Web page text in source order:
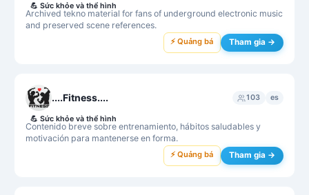
Archived tekno material for fans of underground electronic music
and preserved scene references.
💪 Sức khỏe và thể hình
⚡ Quảng bá Tham gia →
....Fitness.... 103 es
Contenido breve sobre entrenamiento, hábitos saludables y
motivación para mantenerse en forma.
💪 Sức khỏe và thể hình
⚡ Quảng bá Tham gia →